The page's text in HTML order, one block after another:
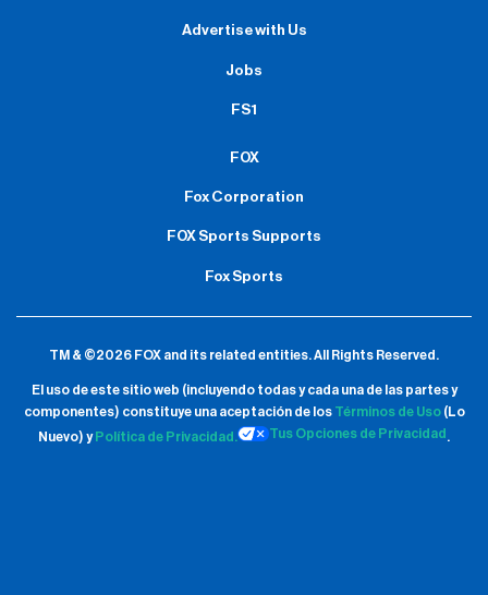
Advertise with Us
Jobs
FS1
FOX
Fox Corporation
FOX Sports Supports
Fox Sports
TM & ©2026 FOX and its related entities.All Rights Reserved.
El uso de este sitio web (incluyendo todas y cada una de las partes y
componentes) constituye una aceptación de los Términos de Uso(Lo
Nuevo) y Política de Privacidad. Tus Opciones de Privacidad .